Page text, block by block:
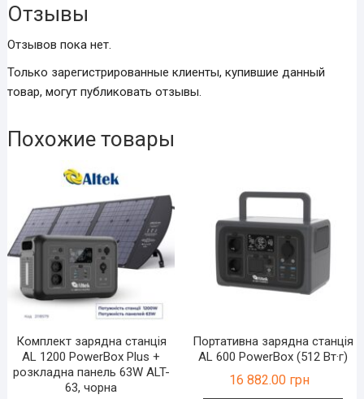
Отзывы
Отзывов пока нет.
Только зарегистрированные клиенты, купившие данный
товар, могут публиковать отзывы.
Похожие товары
Комплект зарядна станція
AL 1200 PowerBox Plus +
розкладна панель 63W ALT-
63, чорна
Портативна зарядна станція
AL 600 PowerBox (512 Вт·г)
16 882.00 грн